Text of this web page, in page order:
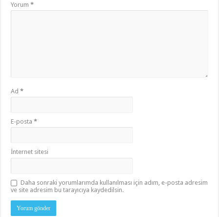
Yorum*
Ad*
E-posta*
İnternet sitesi
Daha sonraki yorumlarımda kullanılması için adım, e-posta adresim
ve site adresim bu tarayıcıya kaydedilsin.